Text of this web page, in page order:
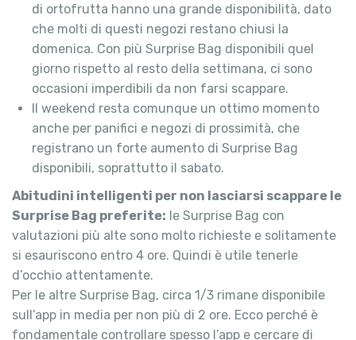
di ortofrutta hanno una grande disponibilità, dato
che molti di questi negozi restano chiusi la
domenica. Con più Surprise Bag disponibili quel
giorno rispetto al resto della settimana, ci sono
occasioni imperdibili da non farsi scappare.
Il weekend resta comunque un ottimo momento
anche per panifici e negozi di prossimità, che
registrano un forte aumento di Surprise Bag
disponibili, soprattutto il sabato.
Abitudini intelligenti per non lasciarsi scappare le
Surprise Bag preferite: le Surprise Bag con
valutazioni più alte sono molto richieste e solitamente
si esauriscono entro 4 ore. Quindi è utile tenerle
d’occhio attentamente.
Per le altre Surprise Bag, circa 1/3 rimane disponibile
sull’app in media per non più di 2 ore. Ecco perché è
fondamentale controllare spesso l’app e cercare di